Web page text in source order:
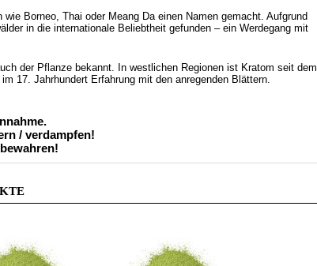
Borneo, Thai oder Meang Da einen Namen gemacht. Aufgrund
in die internationale Beliebtheit gefunden – ein Werdegang mit
der Pflanze bekannt. In westlichen Regionen ist Kratom seit dem
17. Jahrhundert Erfahrung mit den anregenden Blättern.
/ verdampfen!